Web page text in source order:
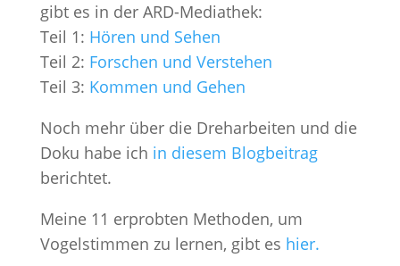
gibt es in der ARD-Mediathek:
Teil 1: Hören und Sehen
Teil 2: Forschen und Verstehen
Teil 3: Kommen und Gehen
Noch mehr über die Dreharbeiten und die
Doku habe ich in diesem Blogbeitrag
berichtet.
Meine 11 erprobten Methoden, um
Vogelstimmen zu lernen, gibt es hier.